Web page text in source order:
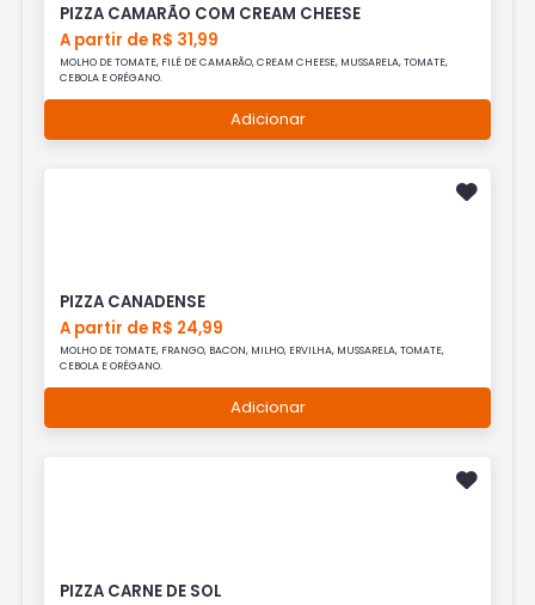
PIZZA CAMARÃO COM CREAM CHEESE
A partir de R$ 31,99
MOLHO DE TOMATE, FILÉ DE CAMARÃO, CREAM CHEESE, MUSSARELA, TOMATE,
CEBOLA E ORÉGANO.
Adicionar
PIZZA CANADENSE
A partir de R$ 24,99
MOLHO DE TOMATE, FRANGO, BACON, MILHO, ERVILHA, MUSSARELA, TOMATE,
CEBOLA E ORÉGANO.
Adicionar
PIZZA CARNE DE SOL